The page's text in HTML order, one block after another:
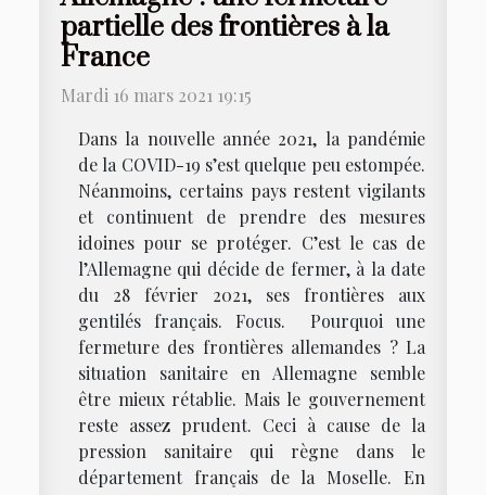
partielle des frontières à la
France
Mardi 16 mars 2021 19:15
Dans la nouvelle année 2021, la pandémie
de la COVID-19 s’est quelque peu estompée.
Néanmoins, certains pays restent vigilants
et continuent de prendre des mesures
idoines pour se protéger. C’est le cas de
l’Allemagne qui décide de fermer, à la date
du 28 février 2021, ses frontières aux
gentilés français. Focus. Pourquoi une
fermeture des frontières allemandes ? La
situation sanitaire en Allemagne semble
être mieux rétablie. Mais le gouvernement
reste assez prudent. Ceci à cause de la
pression sanitaire qui règne dans le
département français de la Moselle. En